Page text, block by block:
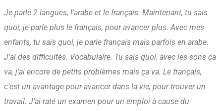
Je parle 2 langues, l’arabe et le français. Maintenant, tu sais
quoi, je parle plus le français, pour avancer plus. Avec mes
enfants, tu sais quoi, je parle français mais parfois en arabe.
J’ai des difficultés. Vocabulaire. Tu sais quoi, avec les sons ça
va, j’ai encore de petits problèmes mais ça va. Le français,
c’est un avantage pour avancer dans la vie, pour trouver un
travail. J’ai raté un examen pour un emploi à cause du